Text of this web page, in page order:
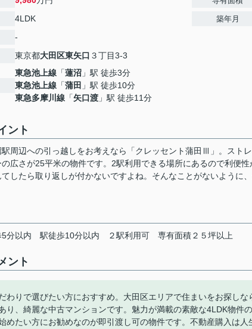
4LDK
-
東京都大田区東矢口 ３丁目3-3
東急池上線 「蓮沼 」駅 徒歩3分
東急池上線 「蒲田 」駅 徒歩10分
東急多摩川線 「矢口渡 」駅 徒歩11分
築年月
ント
周辺への引っ越しをお考えなら「クレッセント蒲田Ⅲ」。スト
広さが25平米の物件です。2駅利用できる場所にあるので利便
てしたら取り返しが付かないですよね。そんなことがないように
分以内 駅徒歩10分以内 ２駅利用可 専有面積２５坪以上
ント
わりで選びたい方におすすめ。大田区エリアで住まいをお探し
り、綺麗な中古マンションです。魅力が満載の素敵な4LDK物件
めたい方にお勧めなのが即引渡し可の物件です。不動産購入は